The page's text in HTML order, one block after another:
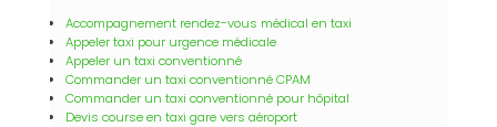
Accompagnement rendez-vous médical en taxi
Appeler taxi pour urgence médicale
Appeler un taxi conventionné
Commander un taxi conventionné CPAM
Commander un taxi conventionné pour hôpital
Devis course en taxi gare vers aéroport